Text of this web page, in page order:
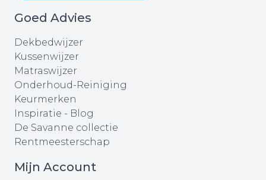
Goed Advies
Dekbedwijzer
Kussenwijzer
Matraswijzer
Onderhoud-Reiniging
Keurmerken
Inspiratie - Blog
De Savanne collectie
Rentmeesterschap
Mijn Account